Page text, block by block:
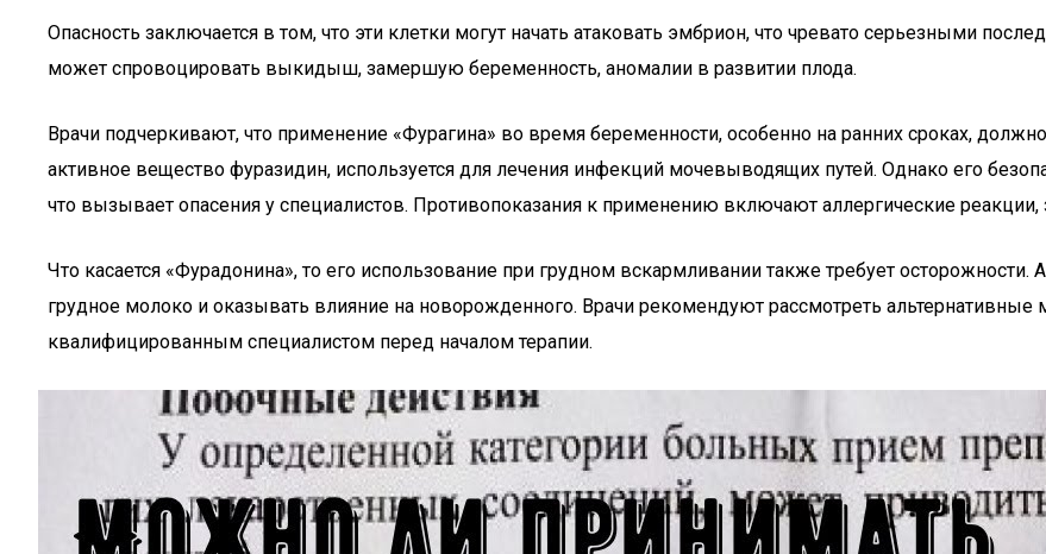
Опасность заключается в том, что эти клетки могут начать атаковать эмбрион, что чревато серьезными
может спровоцировать выкидыш, замершую беременность, аномалии в развитии плода.
Врачи подчеркивают, что применение «Фурагина» во время беременности, особенно на ранних сроках,
активное вещество фуразидин, используется для лечения инфекций мочевыводящих путей. Однако его
что вызывает опасения у специалистов. Противопоказания к применению включают аллергические
Что касается «Фурадонина», то его использование при грудном вскармливании также требует
грудное молоко и оказывать влияние на новорожденного. Врачи рекомендуют рассмотреть альтернативные
квалифицированным специалистом перед началом терапии.